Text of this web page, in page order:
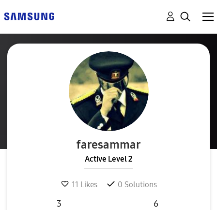
faresammar
Active Level 2
11 Likes 0 Solutions
3 6